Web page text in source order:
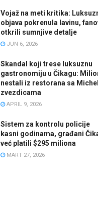
Vojaž na meti kritika:
objava pokrenula lavinu,
otkrili sumnjive detalje
JUN 6, 2026
Skandal koji trese luksuznu
gastronomiju u Čikagu:
nestali iz restorana sa
zvezdicama
APRIL 9, 2026
Sistem za kontrolu policije
kasni godinama, građani
već platili $295 miliona
MART 27, 2026